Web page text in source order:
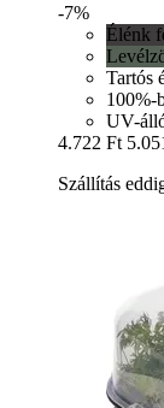
-7%
Élénk
Tartós
100%-
UV-
4.722 Ft
Szállítás